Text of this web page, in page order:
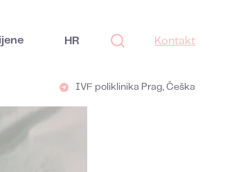
HR Kontakt
IVF poliklinika Prag, Češka